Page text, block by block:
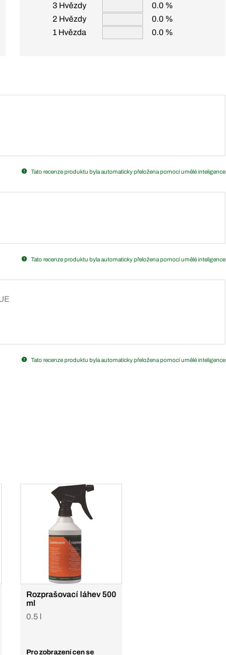
3 Hvězdy
0.0 %
2 Hvězdy
0.0 %
1 Hvězda
0.0 %
Tato recenze produktu byla automaticky přeložena pomocí umělé inteligence
Tato recenze produktu byla automaticky přeložena pomocí umělé inteligence
Tato recenze produktu byla automaticky přeložena pomocí umělé inteligence
Rozprašovací láhev 500
ml
0.5 l
Pro zobrazení cen se